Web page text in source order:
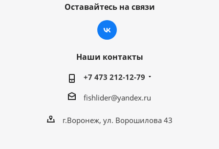
Оставайтесь на связи
Наши контакты
+7 473 212-12-79
fishlider@yandex.ru
г.Воронеж, ул. Ворошилова 43